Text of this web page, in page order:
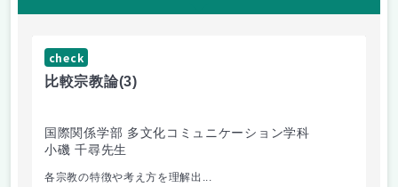
check
比較宗教論(3)
国際関係学部 多文化コミュニケーション学科
小磯 千尋先生
各宗教の特徴や考え方を理解出...